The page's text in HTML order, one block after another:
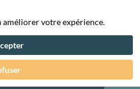
améliorer votre expérience.